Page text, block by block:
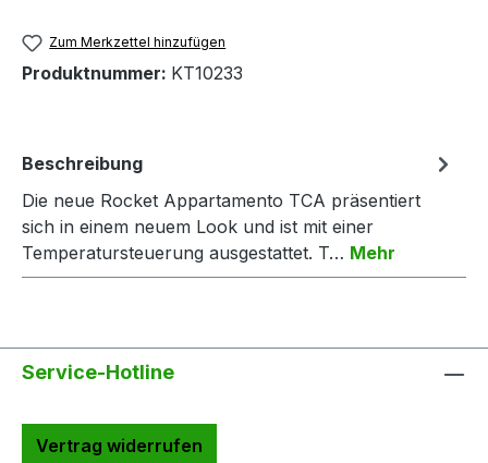
Zum Merkzettel hinzufügen
Produktnummer: KT10233
Beschreibung
Die neue Rocket Appartamento TCA präsentiert
sich in einem neuem Look und ist mit einer
Temperatursteuerung ausgestattet. T… Mehr
Service-Hotline
Vertrag widerrufen